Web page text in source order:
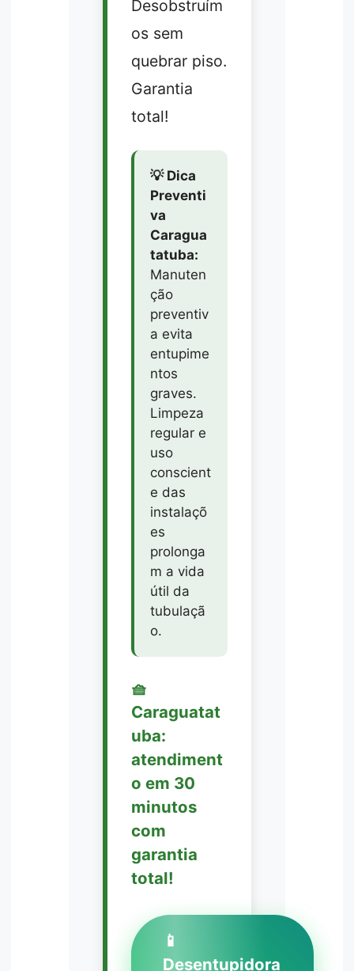
Desobstruím
os sem
quebrar piso.
Garantia
total!
💡 Dica
Preventi
va
Caragua
tatuba:
Manuten
ção
preventiv
a evita
entupime
ntos
graves.
Limpeza
regular e
uso
conscient
e das
instalaçõ
es
prolonga
m a vida
útil da
tubulaçã
o.
🧺
Caraguatat
uba:
atendiment
o em 30
minutos
com
garantia
total!
📱
Desentupidora